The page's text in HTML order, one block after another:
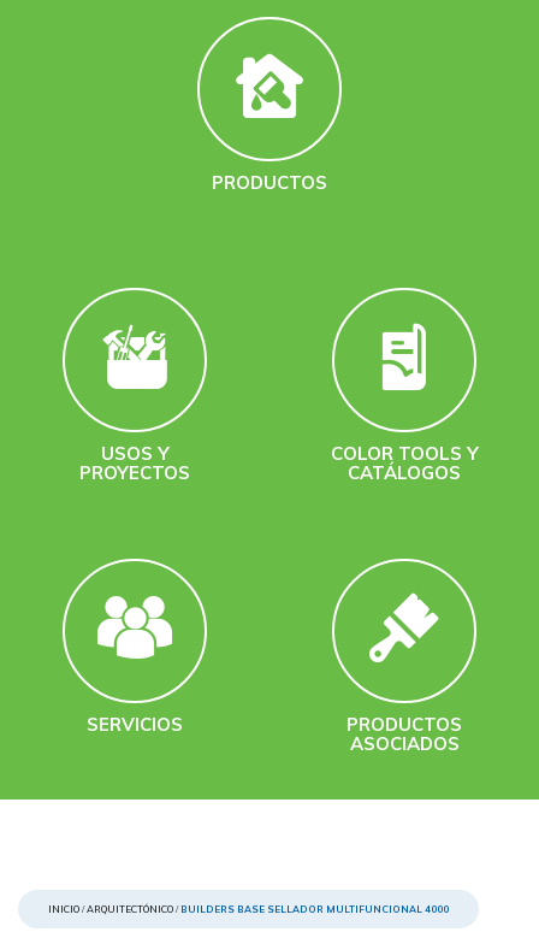
PRODUCTOS
USOS Y
PROYECTOS
COLOR TOOLS Y
CATÁLOGOS
SERVICIOS
PRODUCTOS
ASOCIADOS
INICIO /ARQUITECTÓNICO / BUILDERS BASE SELLADOR MULTIFUNCIONAL 4000